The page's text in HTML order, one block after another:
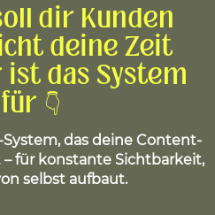
dir Kunden
deine Zeit
das System
👇
System, das deine Content-
für konstante Sichtbarkeit,
selbst aufbaut.